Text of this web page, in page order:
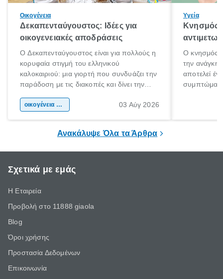
Οικογένεια
Δεκαπενταύγουστος: Ιδέες για
οικογενειακές αποδράσεις
Ο Δεκαπενταύγουστος είναι για πολλούς η
κορυφαία στιγμή του ελληνικού
καλοκαιριού: μια γιορτή που συνδυάζει την
παράδοση με τις διακοπές και δίνει την
χώρας. Είτε πρόκειται για λίγες μέρες
οικογένεια & παιδί 03 Αύγ 2026
Υγεία
Κνησμός:
Ο κνησμός
την ανάγκη
αποτελεί
Ανακάλυψε Όλα τα Άρθρα
Σχετικά με εμάς
Η Εταιρεία
Προβολή στο 11888 giaola
Blog
Όροι χρήσης
Προστασία Δεδομένων
Επικοινωνία